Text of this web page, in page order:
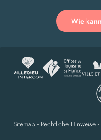
Wie
Sitemap - Rechtliche Hinweise -